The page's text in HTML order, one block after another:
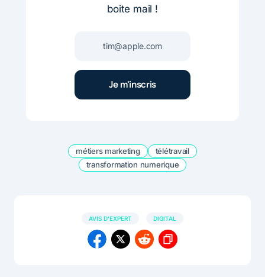
boite mail !
métiers marketing
télétravail
transformation numerique
AVIS D'EXPERT DIGITAL